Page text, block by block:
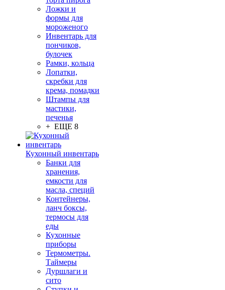
Ложки и
формы для
мороженого
Инвентарь для
пончиков,
булочек
Рамки, кольца
Лопатки,
скребки для
крема, помадки
Штампы для
мастики,
печенья
+ ЕЩЕ 8
Кухонный инвентарь
Банки для
хранения,
емкости для
масла, специй
Контейнеры,
ланч боксы,
термосы для
еды
Кухонные
приборы
Термометры.
Таймеры
Дуршлаги и
сито